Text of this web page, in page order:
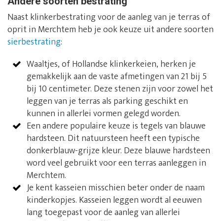
Naast klinkerbestrating voor de aanleg van je terras of
oprit in Merchtem heb je ook keuze uit andere soorten
sierbestrating:
Waaltjes, of Hollandse klinkerkeien, herken je
gemakkelijk aan de vaste afmetingen van 21 bij 5
bij 10 centimeter. Deze stenen zijn voor zowel het
leggen van je terras als parking geschikt en
kunnen in allerlei vormen gelegd worden.
Een andere populaire keuze is tegels van blauwe
hardsteen. Dit natuursteen heeft een typische
donkerblauw-grijze kleur. Deze blauwe hardsteen
word veel gebruikt voor een terras aanleggen in
Merchtem.
Je kent kasseien misschien beter onder de naam
kinderkopjes. Kasseien leggen wordt al eeuwen
lang toegepast voor de aanleg van allerlei